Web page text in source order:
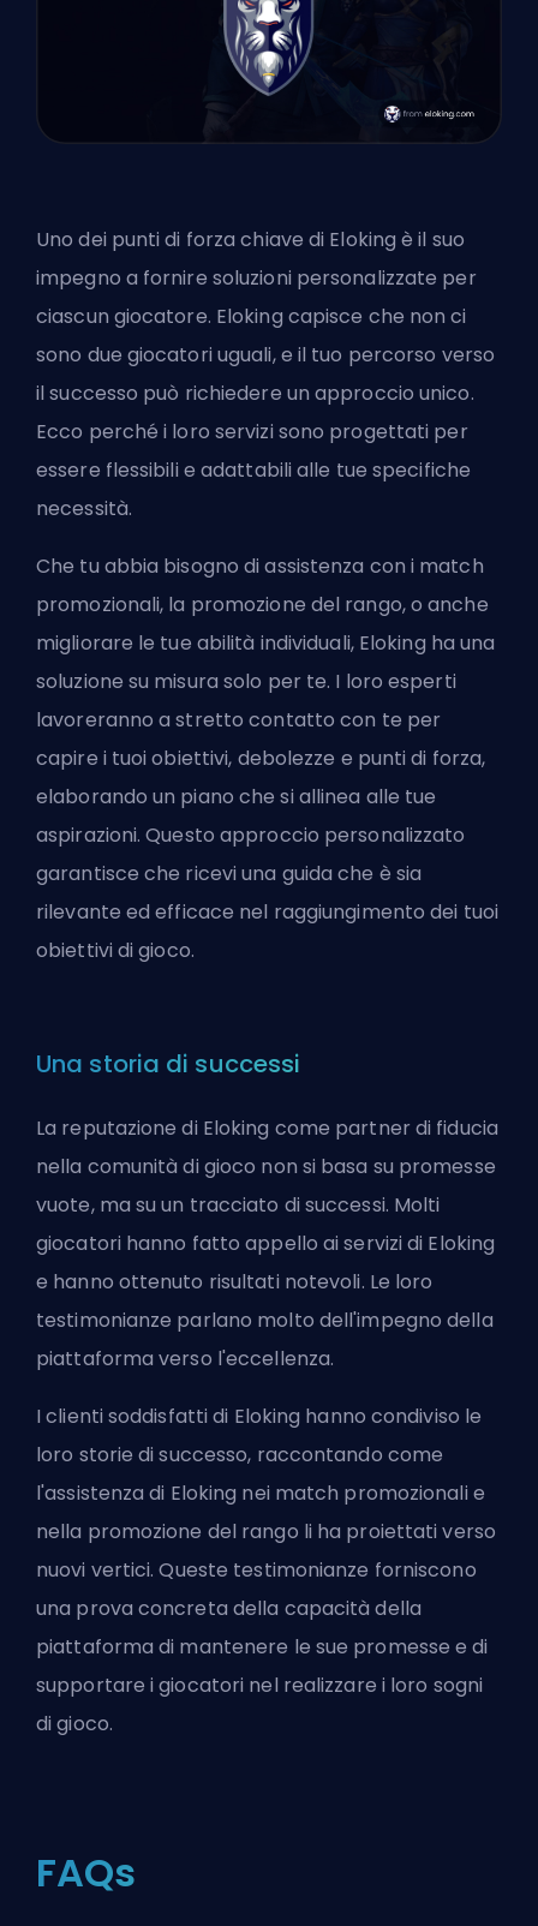
Uno dei punti di forza chiave di Eloking è il suo
impegno a fornire soluzioni personalizzate per
ciascun giocatore. Eloking capisce che non ci
sono due giocatori uguali, e il tuo percorso verso
il successo può richiedere un approccio unico.
Ecco perché i loro servizi sono progettati per
essere flessibili e adattabili alle tue specifiche
necessità.
Che tu abbia bisogno di assistenza con i match
promozionali, la promozione del rango, o anche
migliorare le tue abilità individuali, Eloking ha una
soluzione su misura solo per te. I loro esperti
lavoreranno a stretto contatto con te per
capire i tuoi obiettivi, debolezze e punti di forza,
elaborando un piano che si allinea alle tue
aspirazioni. Questo approccio personalizzato
garantisce che ricevi una guida che è sia
rilevante ed efficace nel raggiungimento dei tuoi
obiettivi di gioco.
Una storia di successi
La reputazione di Eloking come partner di fiducia
nella comunità di gioco non si basa su promesse
vuote, ma su un tracciato di successi. Molti
giocatori hanno fatto appello ai servizi di Eloking
e hanno ottenuto risultati notevoli. Le loro
testimonianze parlano molto dell'impegno della
piattaforma verso l'eccellenza.
I clienti soddisfatti di Eloking hanno condiviso le
loro storie di successo, raccontando come
l'assistenza di Eloking nei match promozionali e
nella promozione del rango li ha proiettati verso
nuovi vertici. Queste testimonianze forniscono
una prova concreta della capacità della
piattaforma di mantenere le sue promesse e di
supportare i giocatori nel realizzare i loro sogni
di gioco.
FAQs